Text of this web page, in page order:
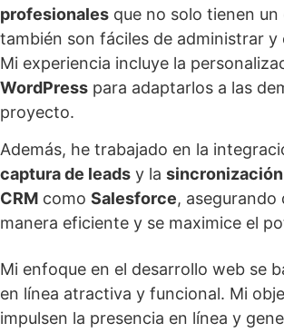
profesionales que no solo tienen
también son fáciles de administrar y
Mi experiencia incluye la
WordPress para adaptarlos a las
proyecto.
Además, he trabajado en la
captura de leads y la
CRM como Salesforce,
manera eficiente y se maximice el
Mi enfoque en el desarrollo web se
en línea atractiva y funcional. Mi
impulsen la presencia en línea y